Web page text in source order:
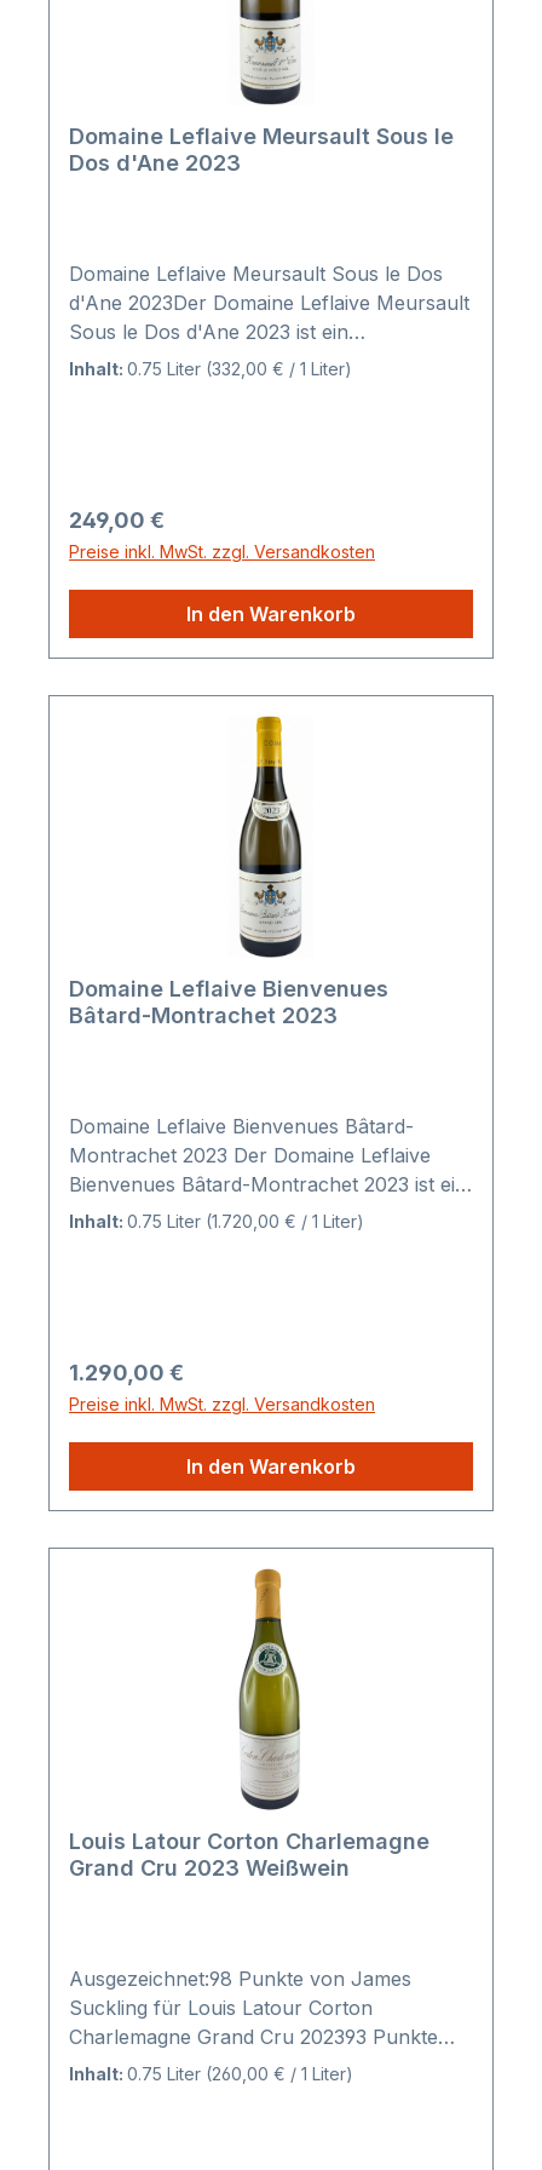
Domaine Leflaive Meursault Sous le
Dos d'Ane 2023
Domaine Leflaive Meursault Sous le Dos
d'Ane 2023Der Domaine Leflaive Meursault
Sous le Dos d'Ane 2023 ist ein
französischer Weißwein der 12 Monate im
Inhalt: 0.75 Liter (332,00 € / 1 Liter)
Regulärer Preis:
249,00 €
Preise inkl. MwSt. zzgl. Versandkosten
In den Warenkorb
Domaine Leflaive Bienvenues
Bâtard-Montrachet 2023
Domaine Leflaive Bienvenues Bâtard-
Montrachet 2023 Der Domaine Leflaive
Bienvenues Bâtard-Montrachet 2023 ist ein
französischer 1er Cru Weißwein der 10
Inhalt: 0.75 Liter (1.720,00 € / 1 Liter)
Regulärer Preis:
1.290,00 €
Preise inkl. MwSt. zzgl. Versandkosten
In den Warenkorb
Louis Latour Corton Charlemagne
Grand Cru 2023 Weißwein
Ausgezeichnet:98 Punkte von James
Suckling für Louis Latour Corton
Charlemagne Grand Cru 202393 Punkte
von Tim Atkin MW für Louis Latour Corton
Inhalt: 0.75 Liter (260,00 € / 1 Liter)